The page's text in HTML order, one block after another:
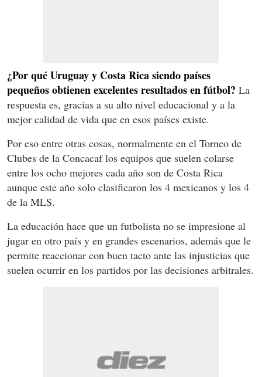
¿Por qué Uruguay y Costa Rica siendo países
pequeños obtienen excelentes resultados en fútbol? La
respuesta es, gracias a su alto nivel educacional y a la
mejor calidad de vida que en esos países existe.
Por eso entre otras cosas, normalmente en el Torneo de
Clubes de la Concacaf los equipos que suelen colarse
entre los ocho mejores cada año son de Costa Rica
aunque este año solo clasificaron los 4 mexicanos y los 4
de la MLS.
La educación hace que un futbolista no se impresione al
jugar en otro país y en grandes escenarios, además que le
permite reaccionar con buen tacto ante las injusticias que
suelen ocurrir en los partidos por las decisiones arbitrales.